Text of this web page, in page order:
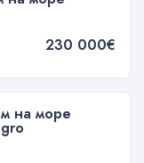
230 000€
на море